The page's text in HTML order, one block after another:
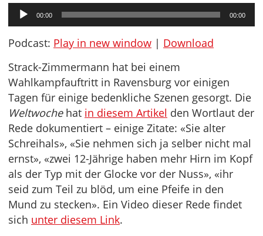
Audio-
Player
00:00 00:00
Podcast: Play in new window | Download
Strack-Zimmermann hat bei einem
Wahlkampfauftritt in Ravensburg vor einigen
Tagen für einige bedenkliche Szenen gesorgt. Die
Weltwochehat in diesem Artikel den Wortlaut der
Rede dokumentiert – einige Zitate: «Sie alter
Schreihals», «Sie nehmen sich ja selber nicht mal
ernst», «zwei 12-Jährige haben mehr Hirn im Kopf
als der Typ mit der Glocke vor der Nuss», «ihr
seid zum Teil zu blöd, um eine Pfeife in den
Mund zu stecken». Ein Video dieser Rede findet
sich unter diesem Link.